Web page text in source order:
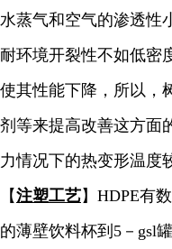
水蒸气和空气的渗透性
耐环境开裂性不如低密
使其性能下降，所以，
剂等来提高改善这方面
力情况下的热变形温度
【注塑工艺】HDPE有
的薄壁饮料杯到5－gsl